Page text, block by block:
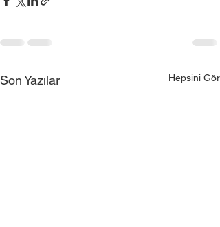
Son Yazılar Hepsini Gör